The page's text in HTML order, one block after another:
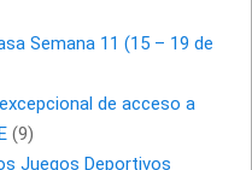
Semana 11 (15 – 19 de
de acceso a
(9)
Juegos Deportivos